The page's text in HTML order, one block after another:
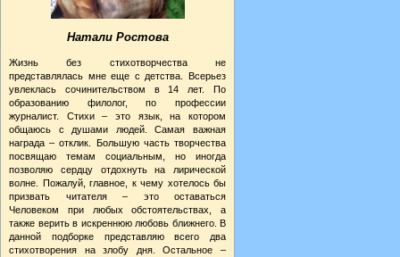
Натали Ростова
Жизнь без стихотворчества не
представлялась мне еще с детства. Всерьез
увлеклась сочинительством в 14 лет. По
образованию филолог, по профессии
журналист. Стихи – это язык, на котором
общаюсь с душами людей. Самая важная
награда – отклик. Большую часть творчества
посвящаю темам социальным, но иногда
позволяю сердцу отдохнуть на лирической
волне. Пожалуй, главное, к чему хотелось бы
призвать читателя – это оставаться
Человеком при любых обстоятельствах, а
также верить в искреннюю любовь ближнего. В
данной подборке представляю всего два
стихотворения на злобу дня. Остальное –